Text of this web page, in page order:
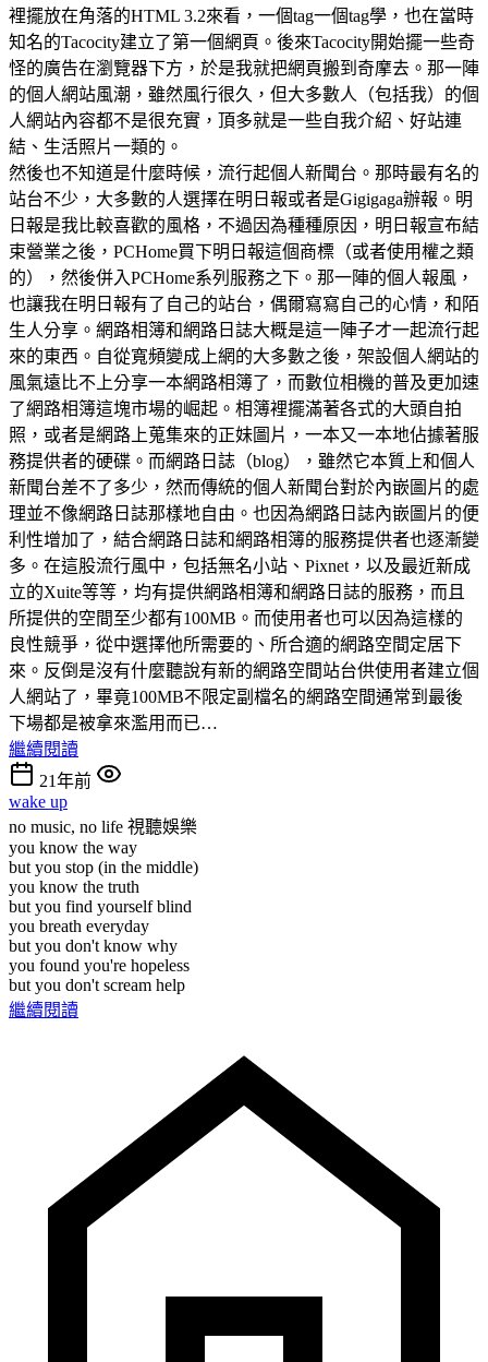
裡擺放在角落的HTML 3.2來看，一個tag一個tag學，也在當時
知名的Tacocity建立了第一個網頁。後來Tacocity開始擺一些奇
怪的廣告在瀏覽器下方，於是我就把網頁搬到奇摩去。那一陣
的個人網站風潮，雖然風行很久，但大多數人（包括我）的個
人網站內容都不是很充實，頂多就是一些自我介紹、好站連
結、生活照片一類的。
然後也不知道是什麼時候，流行起個人新聞台。那時最有名的
站台不少，大多數的人選擇在明日報或者是Gigigaga辦報。明
日報是我比較喜歡的風格，不過因為種種原因，明日報宣布結
束營業之後，PCHome買下明日報這個商標（或者使用權之類
的），然後併入PCHome系列服務之下。那一陣的個人報風，
也讓我在明日報有了自己的站台，偶爾寫寫自己的心情，和陌
生人分享。網路相簿和網路日誌大概是這一陣子才一起流行起
來的東西。自從寬頻變成上網的大多數之後，架設個人網站的
風氣遠比不上分享一本網路相簿了，而數位相機的普及更加速
了網路相簿這塊市場的崛起。相簿裡擺滿著各式的大頭自拍
照，或者是網路上蒐集來的正妹圖片，一本又一本地佔據著服
務提供者的硬碟。而網路日誌（blog），雖然它本質上和個人
新聞台差不了多少，然而傳統的個人新聞台對於內嵌圖片的處
理並不像網路日誌那樣地自由。也因為網路日誌內嵌圖片的便
利性增加了，結合網路日誌和網路相簿的服務提供者也逐漸變
多。在這股流行風中，包括無名小站、Pixnet，以及最近新成
立的Xuite等等，均有提供網路相簿和網路日誌的服務，而且
所提供的空間至少都有100MB。而使用者也可以因為這樣的
良性競爭，從中選擇他所需要的、所合適的網路空間定居下
來。反倒是沒有什麼聽說有新的網路空間站台供使用者建立個
人網站了，畢竟100MB不限定副檔名的網路空間通常到最後
下場都是被拿來濫用而已…
繼續閱讀
21年前
wake up
no music, no life 視聽娛樂
you know the way
but you stop (in the middle)
you know the truth
but you find yourself blind
you breath everyday
but you don't know why
you found you're hopeless
but you don't scream help
繼續閱讀